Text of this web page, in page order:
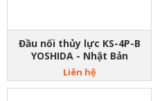
Đầu nối thủy lực KS-4P-B
YOSHIDA - Nhật Bản
Liên hệ